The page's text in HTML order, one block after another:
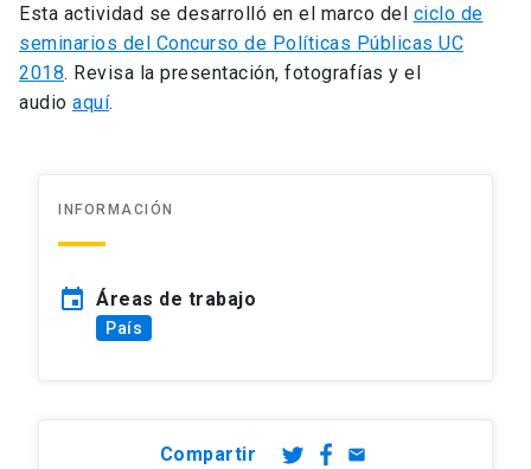
Esta actividad se desarrolló en el marco del ciclo de
seminarios del Concurso de Políticas Públicas UC
2018. Revisa la presentación, fotografías y el
audio aquí.
INFORMACIÓN
event Áreas de trabajo
País
Compartir email